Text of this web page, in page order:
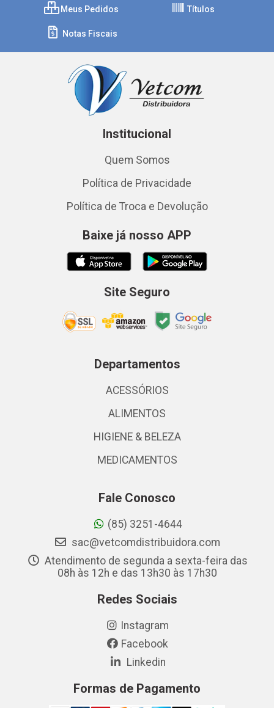
Meus Pedidos Títulos
Notas Fiscais
Institucional
Quem Somos
Política de Privacidade
Política de Troca e Devolução
Baixe já nosso APP
Site Seguro
Departamentos
ACESSÓRIOS
ALIMENTOS
HIGIENE & BELEZA
MEDICAMENTOS
Fale Conosco
(85) 3251-4644
sac@vetcomdistribuidora.com
Atendimento de segunda a sexta-feira das
08h às 12h e das 13h30 às 17h30
Redes Sociais
Instagram
Facebook
Linkedin
Formas de Pagamento